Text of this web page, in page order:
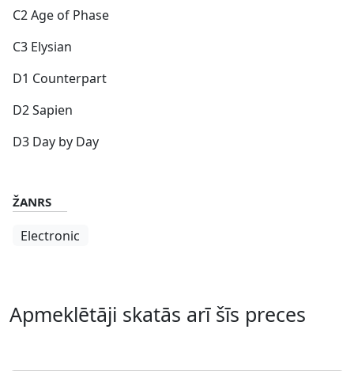
C2 Age of Phase
C3 Elysian
D1 Counterpart
D2 Sapien
D3 Day by Day
ŽANRS
Electronic
Apmeklētāji skatās arī šīs preces